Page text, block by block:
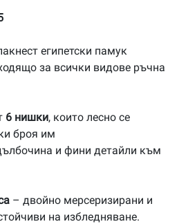
египетски памук
за всички видове ръчна
6 нишки, които лесно се
броя им
и фини детайли към
– двойно мерсеризирани и
на избледняване.